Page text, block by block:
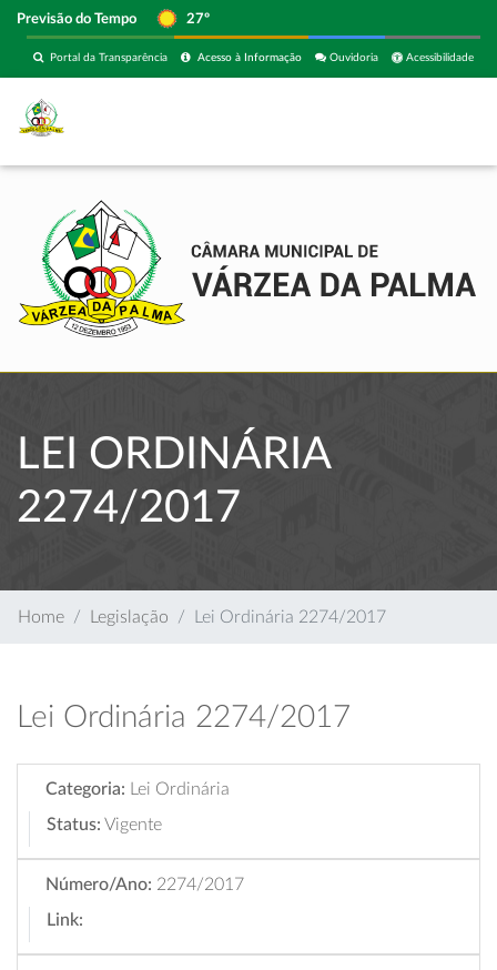
Previsão do Tempo 27º
Acessibilidade
Ouvidoria
Acesso à Informação
Portal da Transparência
LEI ORDINÁRIA
2274/2017
Home Legislação Lei Ordinária 2274/2017
Lei Ordinária 2274/2017
Categoria:
Lei Ordinária
Status: Vigente
Número/Ano: 2274/2017
Link: